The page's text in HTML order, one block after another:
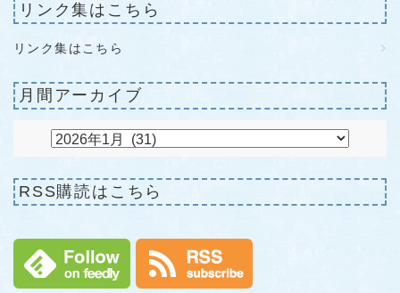
リンク集はこちら
リンク集はこちら
月間アーカイブ
RSS購読はこちら